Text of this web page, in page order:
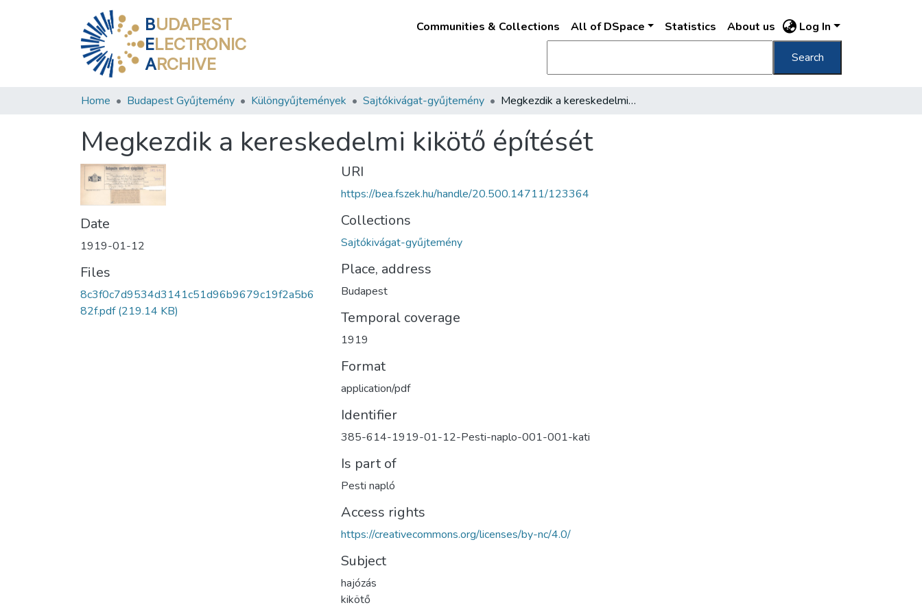
BUDAPEST
ELECTRONIC
ARCHIVE
Communities & Collections All of DSpace Statistics About us Log In
Search
Home Budapest Gyűjtemény Különgyűjtemények Sajtókivágat-gyűjtemény Megkezdik a kereskedelmi kikötő építését
Megkezdik a kereskedelmi kikötő építését
Date
1919-01-12
Files
8c3f0c7d9534d3141c51d96b9679c19f2a5b6
82f.pdf(219.14 KB)
URI
https://bea.fszek.hu/handle/20.500.14711/123364
Collections
Sajtókivágat-gyűjtemény
Place, address
Budapest
Temporal coverage
1919
Format
application/pdf
Identifier
385-614-1919-01-12-Pesti-naplo-001-001-kati
Is part of
Pesti napló
Access rights
https://creativecommons.org/licenses/by-nc/4.0/
Subject
hajózás
kikötő